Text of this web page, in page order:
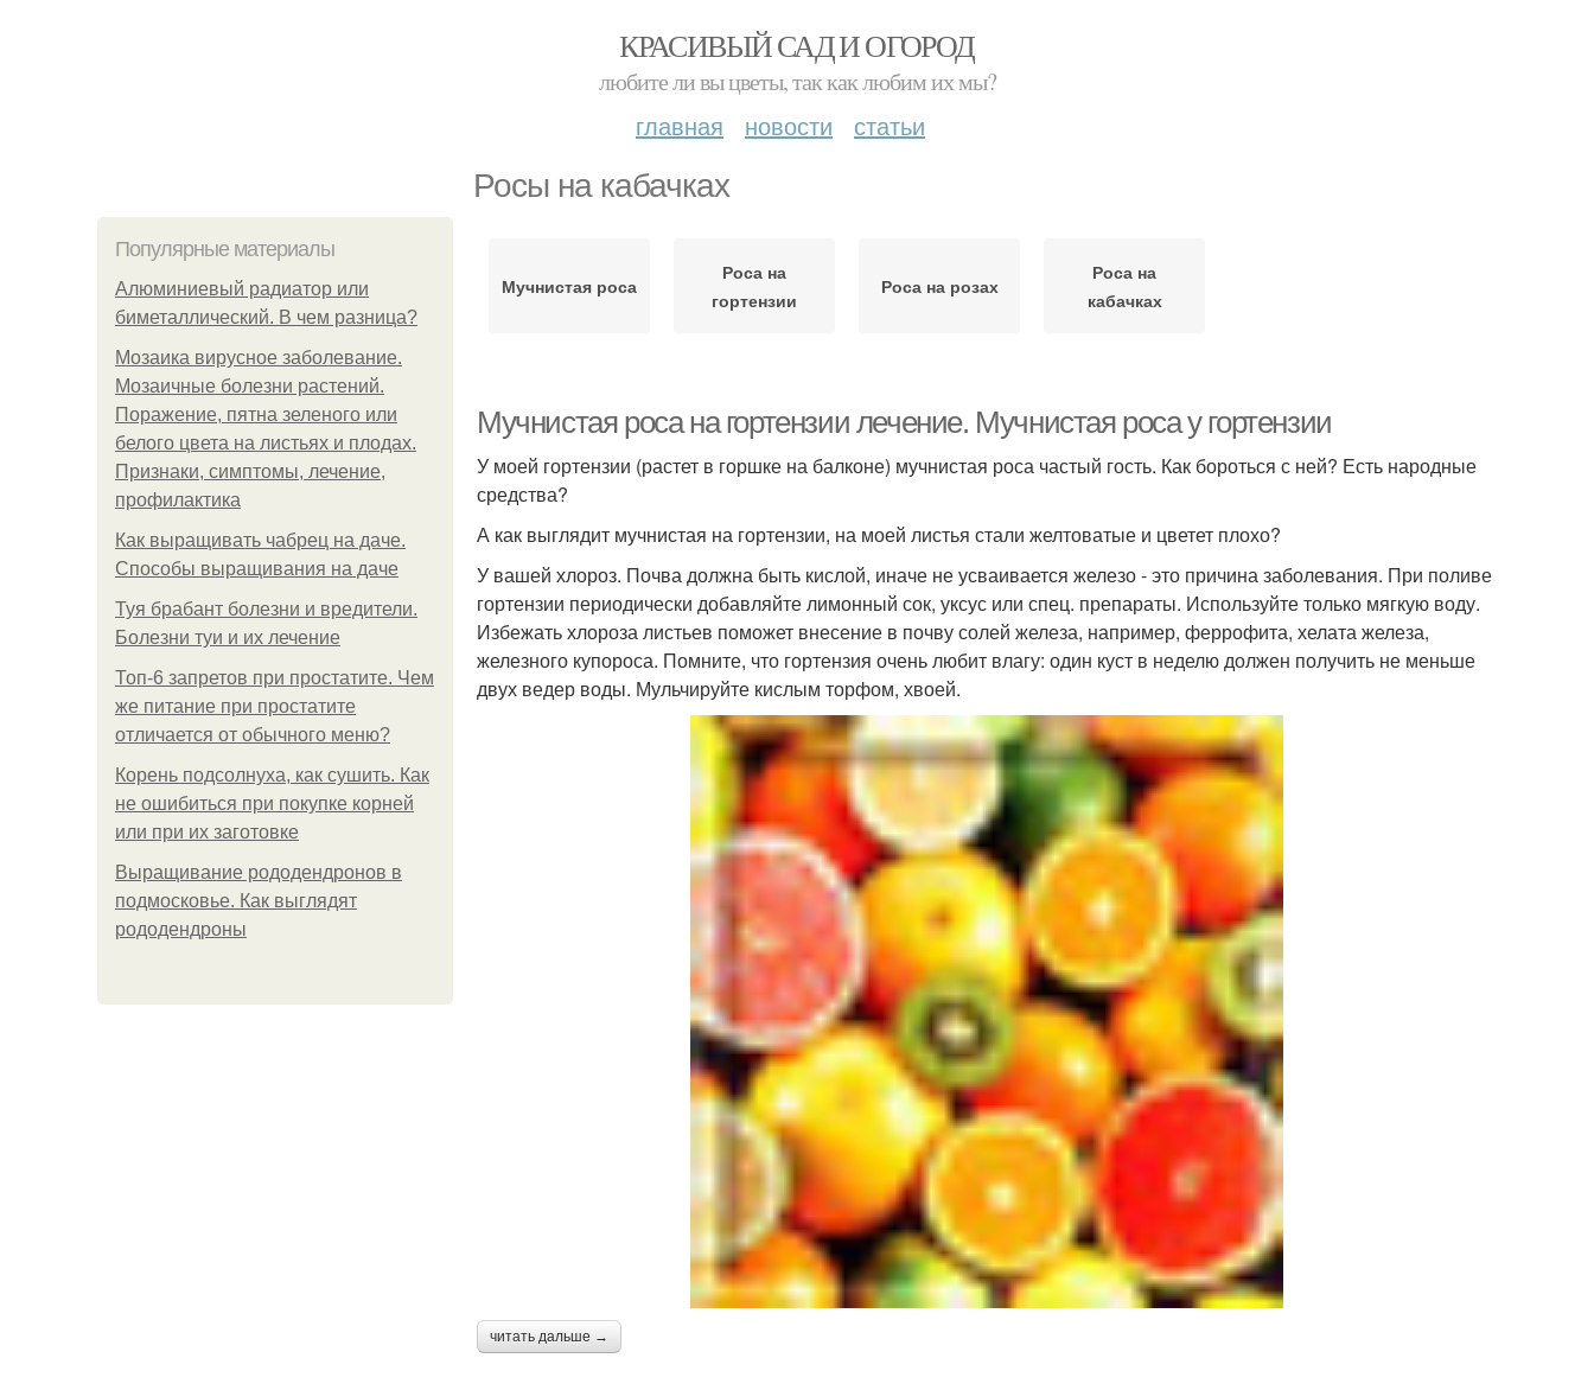
КРАСИВЫЙ САД И ОГОРОД
любите ли вы цветы, так как любим их мы?
главная новости статьи
Росы на кабачках
Популярные материалы
Алюминиевый радиатор или
биметаллический. В чем разница?
Мозаика вирусное заболевание.
Мозаичные болезни растений.
Поражение, пятна зеленого или
белого цвета на листьях и плодах.
Признаки, симптомы, лечение,
профилактика
Как выращивать чабрец на даче.
Способы выращивания на даче
Туя брабант болезни и вредители.
Болезни туи и их лечение
Топ-6 запретов при простатите. Чем
же питание при простатите
отличается от обычного меню?
Корень подсолнуха, как сушить. Как
не ошибиться при покупке корней
или при их заготовке
Выращивание рододендронов в
подмосковье. Как выглядят
рододендроны
Мучнистая роса
Роса на
гортензии
Роса на розах
Роса на
кабачках
Мучнистая роса на гортензии лечение. Мучнистая роса у гортензии
У моей гортензии (растет в горшке на балконе) мучнистая роса частый гость. Как бороться с ней? Есть народные
средства?
А как выглядит мучнистая на гортензии, на моей листья стали желтоватые и цветет плохо?
У вашей хлороз. Почва должна быть кислой, иначе не усваивается железо - это причина заболевания. При поливе
гортензии периодически добавляйте лимонный сок, уксус или спец. препараты. Используйте только мягкую воду.
Избежать хлороза листьев поможет внесение в почву солей железа, например, феррофита, хелата железа,
железного купороса. Помните, что гортензия очень любит влагу: один куст в неделю должен получить не меньше
двух ведер воды. Мульчируйте кислым торфом, хвоей.
читать дальше →